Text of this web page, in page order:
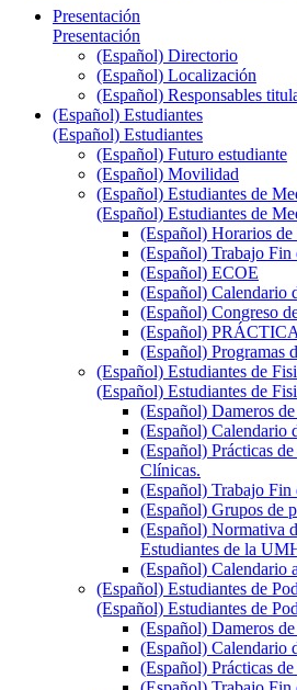
Presentación
Presentación
(Español) Directorio
(Español) Localización
(Español) Responsables
(Español) Estudiantes
(Español) Estudiantes
(Español) Futuro estudiante
(Español) Movilidad
(Español) Estudiantes de
(Español) Estudiantes de
(Español) Horarios de
(Español) Trabajo
(Español) ECOE
(Español) Calendario
(Español) Congreso
(Español)
(Español) Programas
(Español) Estudiantes de
(Español) Estudiantes de
(Español) Dameros
(Español) Calendario
(Español) Prácticas
Clínicas.
(Español) Trabajo Fin
(Español) Grupos de
(Español) Normativa
Estudiantes de la
(Español) Calendario
(Español) Estudiantes de
(Español) Estudiantes de
(Español) Dameros
(Español) Calendario
(Español) Prácticas